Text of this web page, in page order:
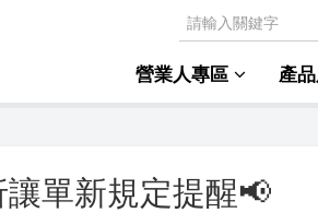
營業人專區 產
單新規定提醒📢